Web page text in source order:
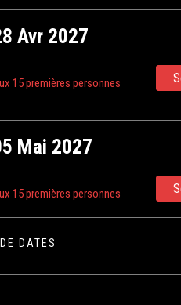
Avr 2027
15 premières personnes
Mai 2027
15 premières personnes
DATES